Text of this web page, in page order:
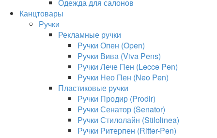
Одежда для салонов
Канцтовары
Ручки
Рекламные ручки
Ручки Опен (Open)
Ручки Вива (Viva Pens)
Ручки Лече Пен (Lecce Pen)
Ручки Нео Пен (Neo Pen)
Пластиковые ручки
Ручки Продир (Prodir)
Ручки Сенатор (Senator)
Ручки Стилолайн (Stilolinea)
Ручки Ритерпен (Ritter-Pen)